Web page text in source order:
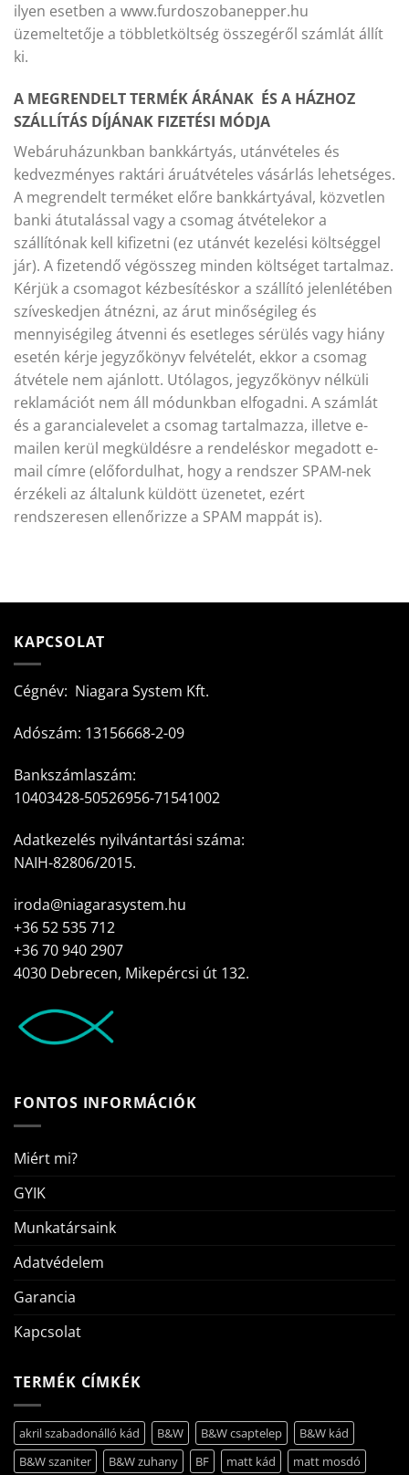
ilyen esetben a www.furdoszobanepper.hu
üzemeltetője a többletköltség összegéről számlát állít
ki.
A MEGRENDELT TERMÉK ÁRÁNAK ÉS A HÁZHOZ
SZÁLLÍTÁS DÍJÁNAK FIZETÉSI MÓDJA
Webáruházunkban bankkártyás, utánvételes és
kedvezményes raktári áruátvételes vásárlás lehetséges.
A megrendelt terméket előre bankkártyával, közvetlen
banki átutalással vagy a csomag átvételekor a
szállítónak kell kifizetni (ez utánvét kezelési költséggel
jár). A fizetendő végösszeg minden költséget tartalmaz.
Kérjük a csomagot kézbesítéskor a szállító jelenlétében
szíveskedjen átnézni, az árut minőségileg és
mennyiségileg átvenni és esetleges sérülés vagy hiány
esetén kérje jegyzőkönyv felvételét, ekkor a csomag
átvétele nem ajánlott. Utólagos, jegyzőkönyv nélküli
reklamációt nem áll módunkban elfogadni. A számlát
és a garancialevelet a csomag tartalmazza, illetve e-
mailen kerül megküldésre a rendeléskor megadott e-
mail címre (előfordulhat, hogy a rendszer SPAM-nek
érzékeli az általunk küldött üzenetet, ezért
rendszeresen ellenőrizze a SPAM mappát is).
KAPCSOLAT
Cégnév: Niagara System Kft.
Adószám: 13156668-2-09
Bankszámlaszám:
10403428-50526956-71541002
Adatkezelés nyilvántartási száma:
NAIH-82806/2015.
iroda@niagarasystem.hu
+36 52 535 712
+36 70 940 2907
4030 Debrecen, Mikepércsi út 132.
FONTOS INFORMÁCIÓK
Miért mi?
GYIK
Munkatársaink
Adatvédelem
Garancia
Kapcsolat
TERMÉK CÍMKÉK
akril szabadonálló kád B&W B&W csaptelep
B&W kád
B&W szaniter
B&W zuhany BF matt kád matt mosdó